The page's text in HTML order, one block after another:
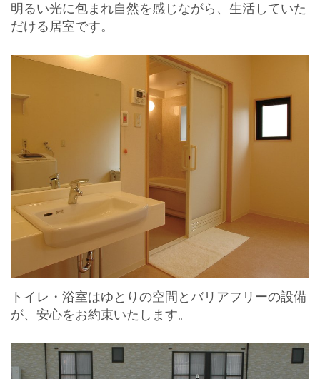
明るい光に包まれ自然を感じながら、生活していた
だける居室です。
トイレ・浴室はゆとりの空間とバリアフリーの設備
が、安心をお約束いたします。